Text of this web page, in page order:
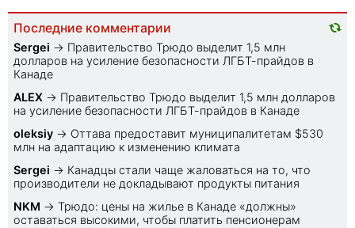
Последние комментарии
Sеrgei → Правительство Трюдо выделит 1,5 млн
долларов на усиление безопасности ЛГБТ-прайдов в
Канаде
ALEX → Правительство Трюдо выделит 1,5 млн долларов
на усиление безопасности ЛГБТ-прайдов в Канаде
oleksiy → Оттава предоставит муниципалитетам $530
млн на адаптацию к изменению климата
Sеrgei → Канадцы стали чаще жаловаться на то, что
производители не докладывают продукты питания
NKM → Трюдо: цены на жилье в Канаде «должны»
оставаться высокими, чтобы платить пенсионерам